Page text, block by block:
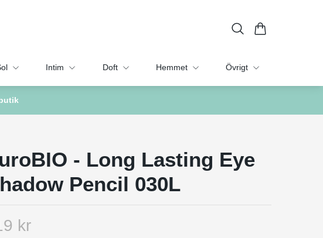
Intim Doft Hemmet Övrigt
- Long Lasting Eye
Pencil 030L
kr